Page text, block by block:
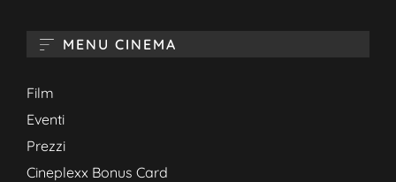
MENU CINEMA
Film
Eventi
Prezzi
Cineplexx Bonus Card